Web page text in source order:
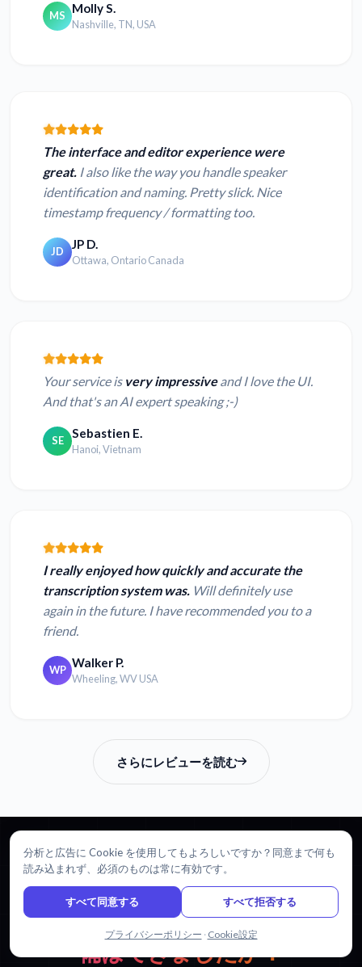
MS Molly S.
Nashville, TN, USA
The interface and editor experience were
great. I also like the way you handle speaker
identification and naming. Pretty slick. Nice
timestamp frequency / formatting too.
JD JP D.
Ottawa, Ontario Canada
Your service is very impressiveand I love the UI.
And that's an AI expert speaking ;-)
SE Sebastien E.
Hanoi, Vietnam
I really enjoyed how quickly and accurate the
transcription system was. Will definitely use
again in the future. I have recommended you to a
friend.
WP Walker P.
Wheeling, WV USA
さらにレビューを読む
セルビア語から英語へ翻訳する準
備はできましたか？
チャットで問い合わせる
分析と広告に Cookie を使用してもよろしいですか？同意まで何も
読み込まれず、必須のものは常に有効です。
すべて同意する すべて拒否する
プライバシーポリシー · Cookie設定